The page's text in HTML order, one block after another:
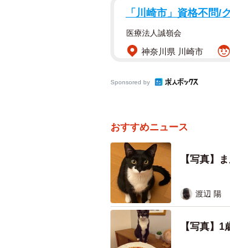
「川崎市」資格不問/
医療法人誠嶺会
神奈川県 川崎市
Sponsored by
おすすめニュース
【写真】
渡辺 陽
【写真】